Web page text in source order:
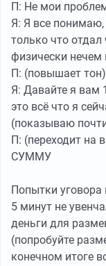
П: Не мои
Я: Я все понимаю,
только что
физически
П: (повышает
Я: Давайте я вам
это всё что я
(показываю
П: (переходит
СУММУ
Попытки уговора
5 минут не
деньги для
(попробуйте
конечном итоге